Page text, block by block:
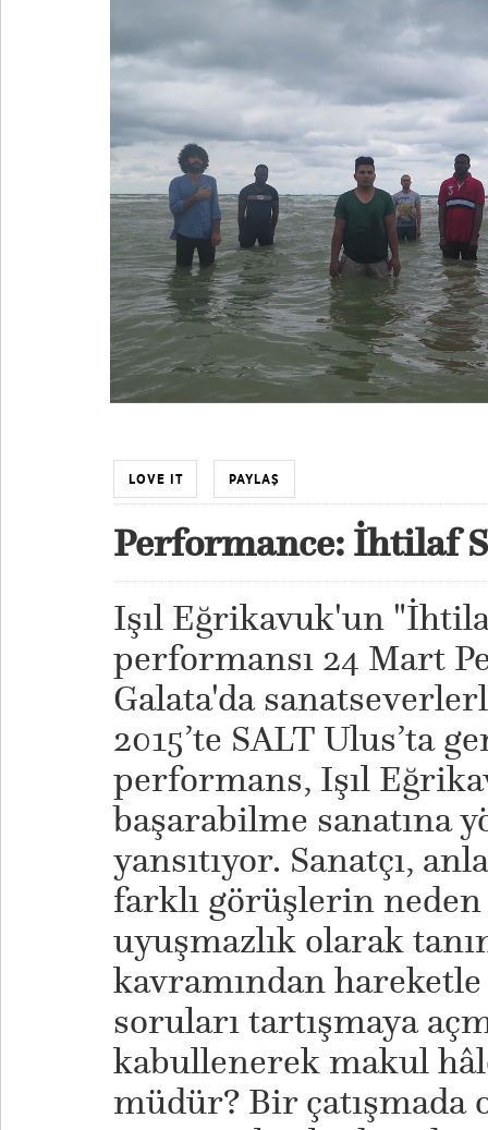
LOVE IT PAYLAŞ
Performance: İhtilaf
Işıl Eğrikavuk'un
performansı 24 Mart
Galata'da
2015’te SALT Ulus’ta
performans, Işıl
başarabilme sanatına
yansıtıyor. Sanatçı,
farklı görüşlerin
uyuşmazlık olarak
kavramından
soruları tartışmaya
kabullenerek makul
müdür? Bir çatışmada